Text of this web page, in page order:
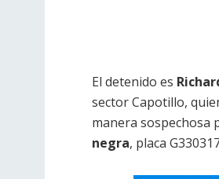
El detenido es
sector Capotillo,
manera sospechosa
negra, placa